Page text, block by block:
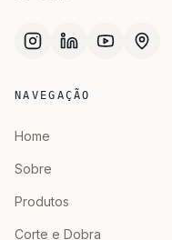
NAVEGAÇÃO
Home
Sobre
Produtos
Corte e Dobra